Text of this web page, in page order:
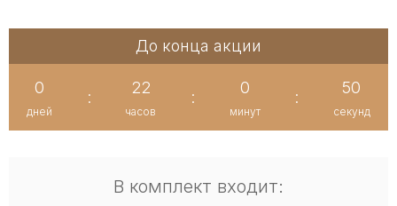
До конца акции
0
дней
:
22
часов
:
0
минут
:
50
секунд
В комплект входит: